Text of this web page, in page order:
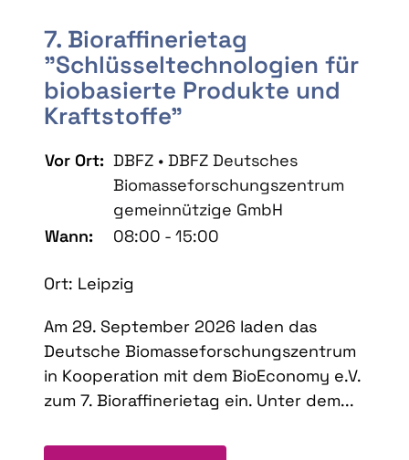
7. Bioraffinerietag
"Schlüsseltechnologien für
biobasierte Produkte und
Kraftstoffe"
Vor Ort: DBFZ • DBFZ Deutsches
Biomasseforschungszentrum
gemeinnützige GmbH
Wann:
08:00 - 15:00
Ort: Leipzig
Am 29. September 2026 laden das
Deutsche Biomasseforschungszentrum
in Kooperation mit dem BioEconomy e.V.
zum 7. Bioraffinerietag ein. Unter dem...